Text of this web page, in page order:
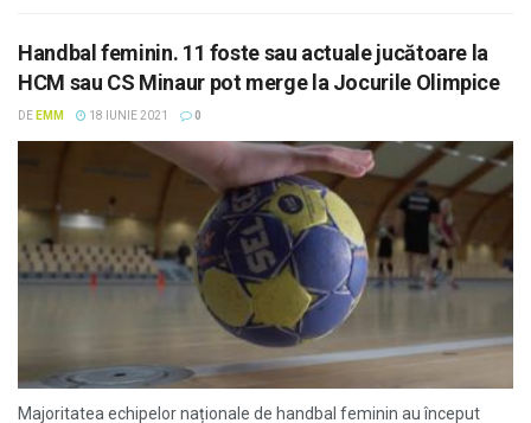
Handbal feminin. 11 foste sau actuale jucătoare la
HCM sau CS Minaur pot merge la Jocurile Olimpice
DE EMM 18 IUNIE 2021 0
Majoritatea echipelor naționale de handbal feminin au început